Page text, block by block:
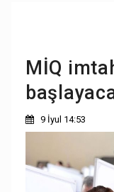
MİQ
9 İyul 14:53